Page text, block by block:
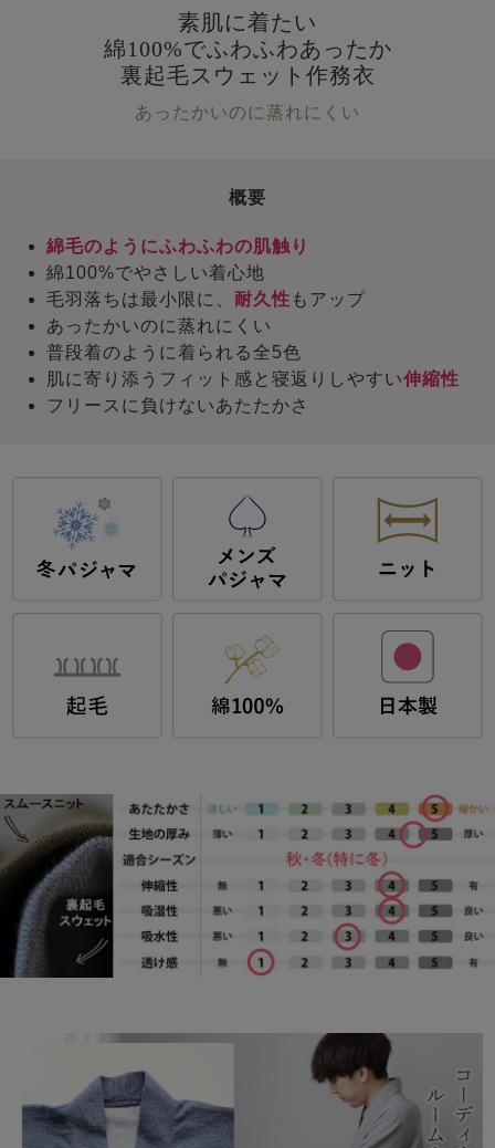
素肌に着たい
綿100%でふわふわあったか
裏起毛スウェット作務衣
あったかいのに蒸れにくい
概要
綿毛のようにふわふわの肌触り
綿100%でやさしい着心地
毛羽落ちは最小限に、 耐久性 もアップ
あったかいのに蒸れにくい
普段着のように着られる全5色
肌に寄り添うフィット感と寝返りしやすい伸縮性
フリースに負けないあたたかさ